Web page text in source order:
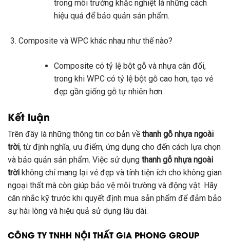
trong môi trường khắc nghiệt là những cách
hiệu quả để bảo quản sản phẩm.
Composite và WPC khác nhau như thế nào?
Composite có tỷ lệ bột gỗ và nhựa cân đối,
trong khi WPC có tỷ lệ bột gỗ cao hơn, tạo vẻ
đẹp gần giống gỗ tự nhiên hơn.
Kết luận
Trên đây là những thông tin cơ bản về thanh gỗ nhựa ngoài
trời, từ định nghĩa, ưu điểm, ứng dụng cho đến cách lựa chọn
và bảo quản sản phẩm. Việc sử dụng thanh gỗ nhựa ngoài
trời không chỉ mang lại vẻ đẹp và tính tiện ích cho không gian
ngoại thất mà còn giúp bảo vệ môi trường và động vật. Hãy
cân nhắc kỹ trước khi quyết định mua sản phẩm để đảm bảo
sự hài lòng và hiệu quả sử dụng lâu dài.
CÔNG TY TNHH NỘI THẤT GIA PHONG GROUP